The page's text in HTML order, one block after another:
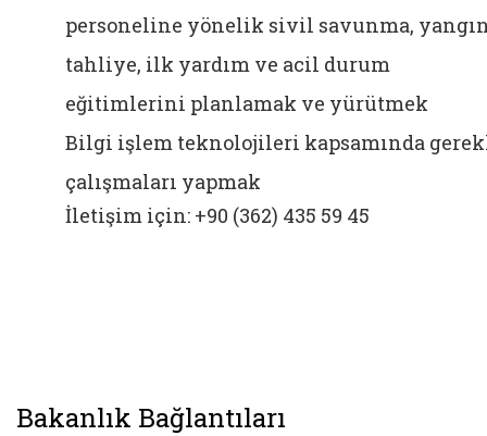
personeline yönelik sivil savunma,
tahliye, ilk yardım ve acil durum
eğitimlerini planlamak ve yürütmek
Bilgi işlem teknolojileri kapsamında
çalışmaları yapmak
İletişim için: +90 (362) 435 59 45
Bakanlık Bağlantıları